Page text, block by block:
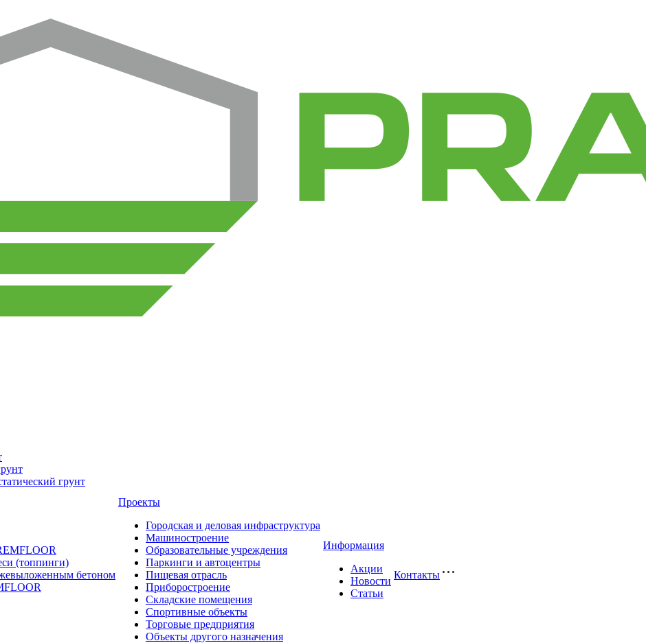
грунт
(топпинги)
бетоном
Проекты
Городская и деловая инфраструктура
Машиностроение
Образовательные учреждения
Паркинги и автоцентры
Пищевая отрасль
Приборостроение
Складские помещения
Спортивные объекты
Торговые предприятия
Объекты другого назначения
Информация
Акции
Новости
Статьи
Контакты